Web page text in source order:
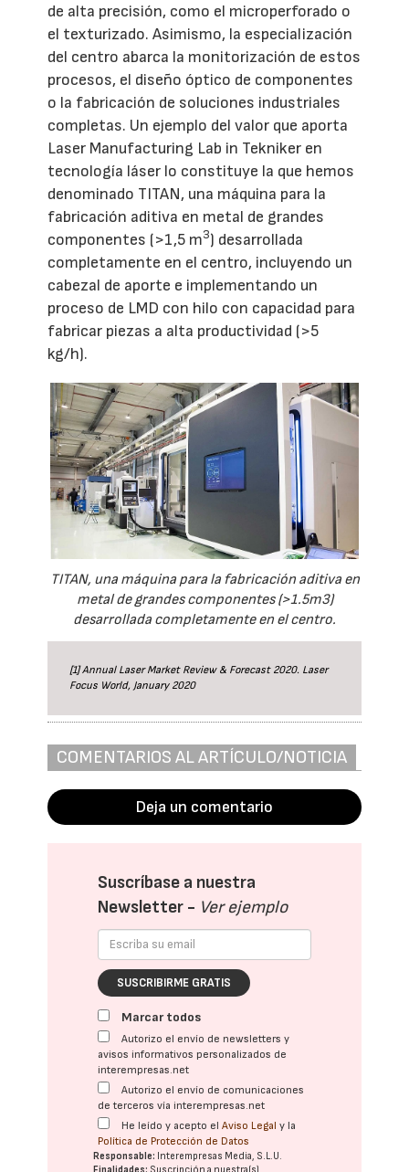
de alta precisión, como el microperforado o
el texturizado. Asimismo, la especialización
del centro abarca la monitorización de estos
procesos, el diseño óptico de componentes
o la fabricación de soluciones industriales
completas. Un ejemplo del valor que aporta
Laser Manufacturing Lab in Tekniker en
tecnología láser lo constituye la que hemos
denominado TITAN, una máquina para la
fabricación aditiva en metal de grandes
componentes (>1,5 m3) desarrollada
completamente en el centro, incluyendo un
cabezal de aporte e implementando un
proceso de LMD con hilo con capacidad para
fabricar piezas a alta productividad (>5
kg/h).
TITAN, una máquina para la fabricación aditiva en
metal de grandes componentes (>1.5m3)
desarrollada completamente en el centro.
[1] Annual Laser Market Review & Forecast 2020. Laser
Focus World, January 2020
COMENTARIOS AL ARTÍCULO/NOTICIA
Deja un comentario
Suscríbase a nuestra
Newsletter - Ver ejemplo
SUSCRIBIRME GRATIS
Marcar todos
Autorizo el envío de newsletters y
avisos informativos personalizados de
interempresas.net
Autorizo el envío de comunicaciones
de terceros vía interempresas.net
He leído y acepto elAviso Legal y la
Política de Protección de Datos
Responsable: Interempresas Media, S.L.U.
Finalidades: Suscripción a nuestra(s)